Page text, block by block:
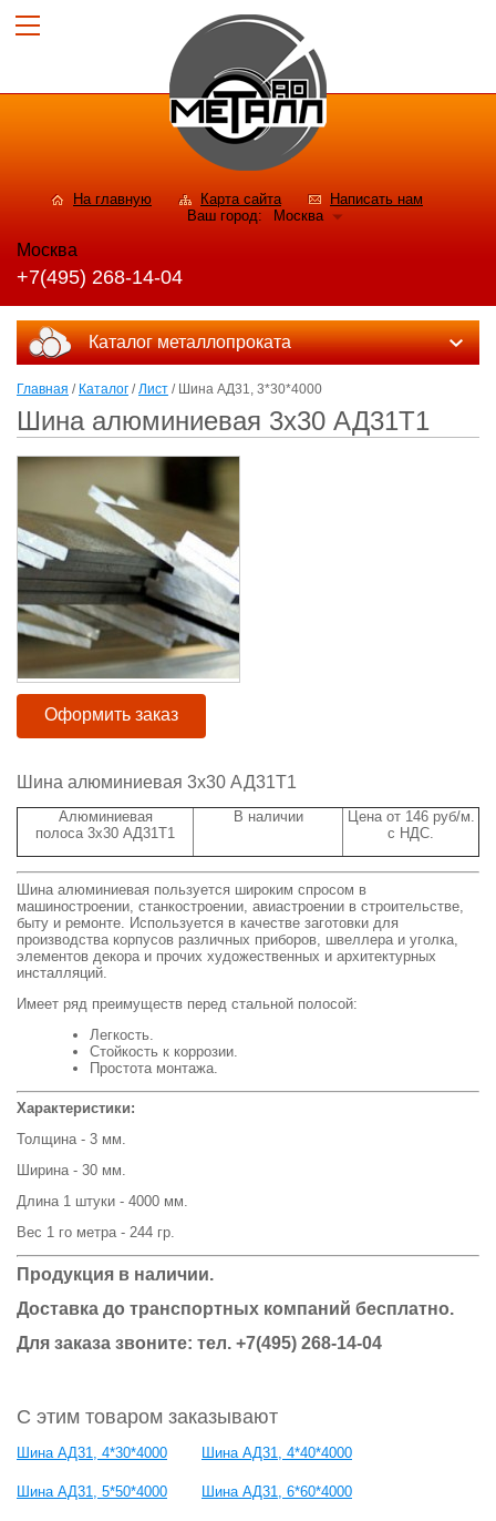
На главную Карта сайта
Написать нам
Ваш город:
Москва
Москва
+7(495) 268-14-04
Каталог металлопроката
Главная / Каталог /Лист / Шина АД31, 3*30*4000
Шина алюминиевая 3х30 АД31Т1
Оформить заказ
Шина алюминиевая 3х30 АД31Т1
Алюминиевая
полоса 3х30 АД31Т1
В наличии
Цена от 146 руб/м.
с НДС.
Шина алюминиевая пользуется широким спросом в
машиностроении, станкостроении, авиастроении в строительстве,
быту и ремонте. Используется в качестве заготовки для
производства корпусов различных приборов, швеллера и уголка,
элементов декора и прочих художественных и архитектурных
инсталляций.
Имеет ряд преимуществ перед стальной полосой:
Легкость.
Стойкость к коррозии.
Простота монтажа.
Характеристики:
Толщина - 3 мм.
Ширина - 30 мм.
Длина 1 штуки - 4000 мм.
Вес 1 го метра - 244 гр.
Продукция в наличии.
Доставка до транспортных компаний бесплатно.
Для заказа звоните: тел. +7(495) 268-14-04
С этим товаром заказывают
Шина АД31, 4*30*4000 Шина АД31, 4*40*4000
Шина АД31, 5*50*4000 Шина АД31, 6*60*4000